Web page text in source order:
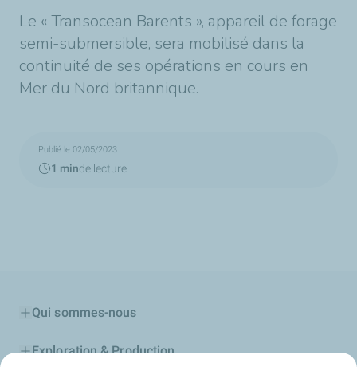
Le « Transocean Barents », appareil de forage
semi-submersible, sera mobilisé dans la
continuité de ses opérations en cours en
Mer du Nord britannique.
Publié le 02/05/2023
1 minde lecture
Qui sommes-nous
Exploration & Production